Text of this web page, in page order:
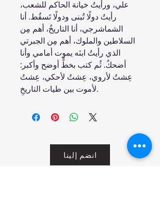
علي، ورأيتُ خيانة الحاكم للشعب،
رأيتُ دولًا تُبنى ودولًا تَسقُط. أنا
الشماشرجي، أنا التاريخُ، أهم مِن
السلاطين والملوك، أهم مِن الجبرتي
الذي رأيتُ ابنَه يموت أمامي وأنا
أضحكُ. ثُم كتب بخطٍّ أوضح وأكبر:
عِشتُ لأروي، عِشتُ لأحكي، عِشتُ
لأموت بين طيات التاريخِ.
انضم إلينا